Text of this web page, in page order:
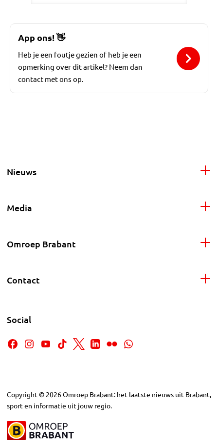
App ons!👋
Heb je een foutje gezien of heb je een
opmerking over dit artikel? Neem dan
contact met ons op.
Nieuws
Media
Omroep Brabant
Contact
Social
Copyright © 2026Omroep Brabant: het laatste nieuws uit Brabant,
sport en informatie uit jouw regio.